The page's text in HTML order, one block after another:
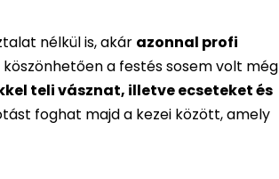
nélkül is, akár azonnal profi
a festés sosem volt még
teli vásznat, illetve ecseteket és
foghat majd a kezei között, amely